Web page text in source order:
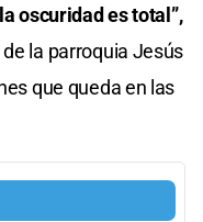
oscuridad es total”,
la parroquia Jesús
que queda en las